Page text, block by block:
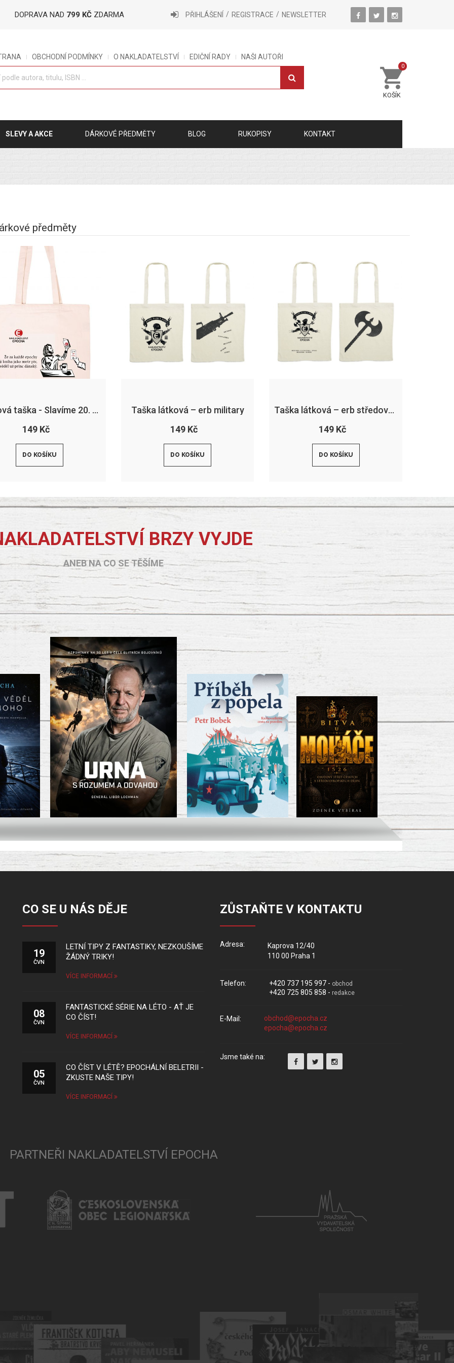
DOPRAVA NAD 799 KČ ZDARMA PŘIHLÁŠENÍ REGISTRACE NEWSLETTER
OBCHODNÍ PODMÍNKY O NAKLADATELSTVÍ EDIČNÍ RADY NAŠI AUTOŘI
KOŠÍK
0
SLEVY A AKCE DÁRKOVÉ PŘEDMĚTY BLOG RUKOPISY KONTAKT
předměty
Látková taška - Slavíme 20. výročí
149 Kč
DO KOŠÍKU
Taška látková – erb military
149 Kč
DO KOŠÍKU
Taška látková – erb středověk
149 Kč
DO KOŠÍKU
BRZY VYJDE
ANEB NA CO SE TĚŠÍME
CO SE U NÁS DĚJE
19
ČVN
LETNÍ TIPY Z FANTASTIKY, NEZKOUŠÍME
ŽÁDNÝ TRIKY!
VÍCE INFORMACÍ
08
ČVN
FANTASTICKÉ SÉRIE NA LÉTO - AŤ JE
CO ČÍST!
VÍCE INFORMACÍ
05
ČVN
CO ČÍST V LÉTĚ? EPOCHÁLNÍ BELETRII -
ZKUSTE NAŠE TIPY!
VÍCE INFORMACÍ
ZŮSTAŇTE V KONTAKTU
Adresa:
Kaprova 12/40
110 00 Praha 1
Telefon: +420 737 195 997 - obchod
+420 725 805 858 - redakce
E-Mail:
Jsme také na:
PARTNEŘI NAKLADATELSTVÍ EPOCHA